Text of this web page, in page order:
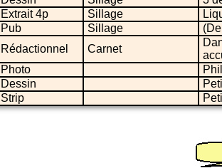
Extrait 4p Sillage
Pub Sillage
Rédactionnel Carnet
Photo
Dessin
Strip